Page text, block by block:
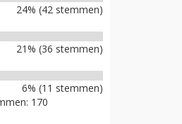
24% (42 stemmen)
21% (36 stemmen)
6% (11 stemmen)
170